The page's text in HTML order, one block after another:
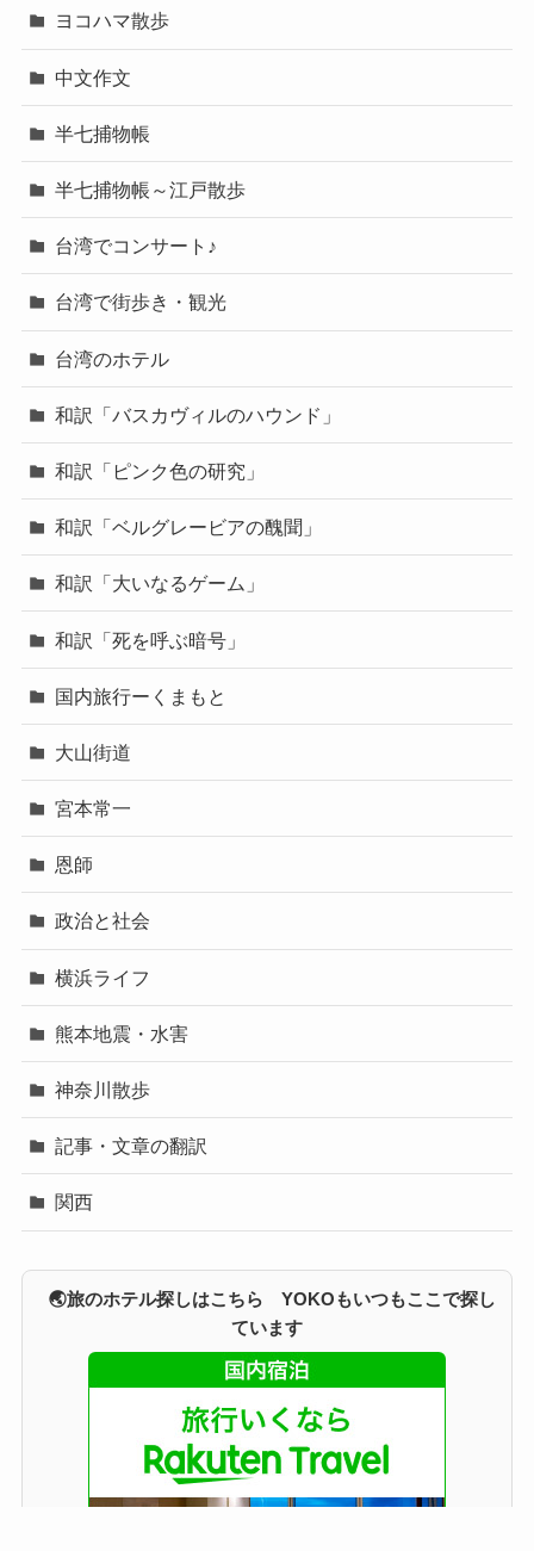
ヨコハマ散歩
中文作文
半七捕物帳
半七捕物帳～江戸散歩
台湾でコンサート♪
台湾で街歩き・観光
台湾のホテル
和訳「バスカヴィルのハウンド」
和訳「ピンク色の研究」
和訳「ベルグレービアの醜聞」
和訳「大いなるゲーム」
和訳「死を呼ぶ暗号」
国内旅行ーくまもと
大山街道
宮本常一
恩師
政治と社会
横浜ライフ
熊本地震・水害
神奈川散歩
記事・文章の翻訳
関西
🌏旅のホテル探しはこちら YOKOもいつもここで探し
ています